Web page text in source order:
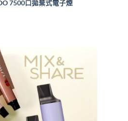
7500口拋棄式電子煙